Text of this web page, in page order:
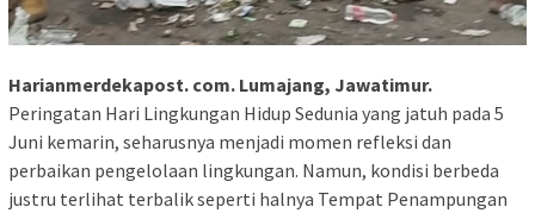
Harianmerdekapost. com. Lumajang, Jawatimur.
Peringatan Hari Lingkungan Hidup Sedunia yang jatuh pada 5
Juni kemarin, seharusnya menjadi momen refleksi dan
perbaikan pengelolaan lingkungan. Namun, kondisi berbeda
justru terlihat terbalik seperti halnya Tempat Penampungan